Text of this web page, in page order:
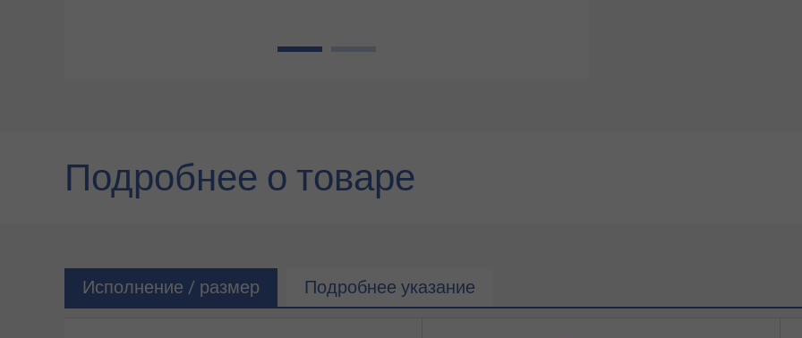
1
Подробнее о товаре
Исполнение / размер Подробнее указание